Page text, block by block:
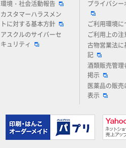
環境・社会活動報告
カスタマーハラスメン
トに対する基本方針
アスクルのサイバーセ
キュリティ
プライバシー
ご利用環境に
ご利用上の注
古物営業法に
記
酒類販売管理
掲示
医薬品の販売
表示